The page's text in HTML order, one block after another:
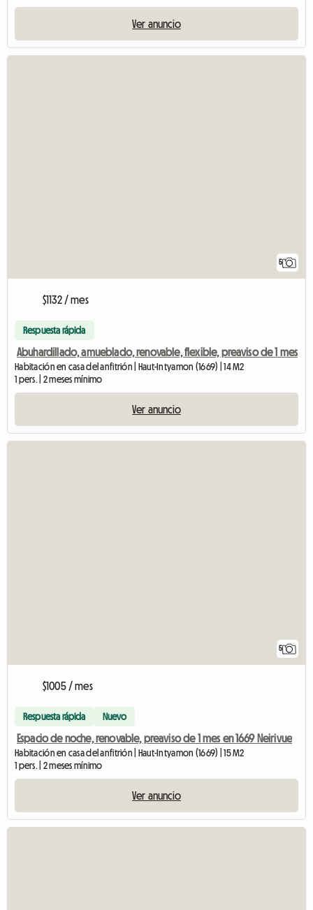
Ver anuncio
5
$1132 / mes
Respuesta rápida
Abuhardillado, amueblado, renovable, flexible, preaviso de 1 mes
Habitación en casa del anfitrión | Haut-Intyamon (1669) | 14 M2
1 pers. | 2 meses mínimo
Ver anuncio
5
$1005 / mes
Respuesta rápida Nuevo
Espacio de noche, renovable, preaviso de 1 mes en 1669 Neirivue
Habitación en casa del anfitrión | Haut-Intyamon (1669) | 15 M2
1 pers. | 2 meses mínimo
Ver anuncio